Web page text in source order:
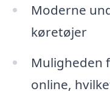
Moderne
køretøjer
Muligheden
online,